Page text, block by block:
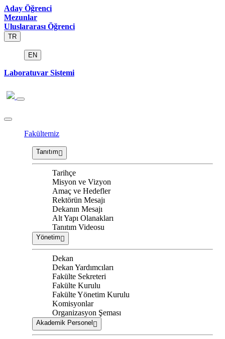
Aday Öğrenci
Mezunlar
Uluslararası Öğrenci
TR
EN
Laboratuvar Sistemi
Fakültemiz
Tanıtım
Tarihçe
Misyon ve Vizyon
Amaç ve Hedefler
Rektörün Mesajı
Dekanın Mesajı
Alt Yapı Olanakları
Tanıtım Videosu
Yönetim
Dekan
Dekan Yardımcıları
Fakülte Sekreteri
Fakülte Kurulu
Fakülte Yönetim Kurulu
Komisyonlar
Organizasyon Şeması
Akademik Personel